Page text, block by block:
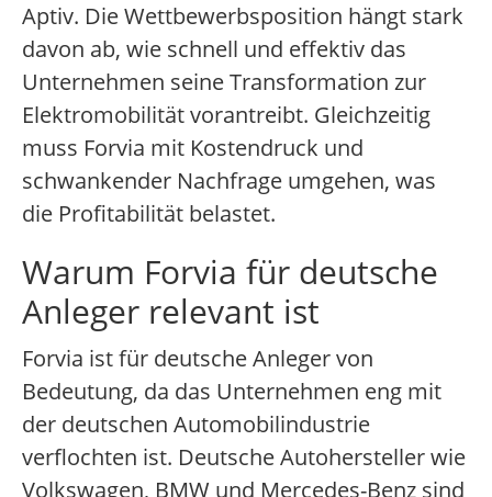
Aptiv. Die Wettbewerbsposition hängt stark
davon ab, wie schnell und effektiv das
Unternehmen seine Transformation zur
Elektromobilität vorantreibt. Gleichzeitig
muss Forvia mit Kostendruck und
schwankender Nachfrage umgehen, was
die Profitabilität belastet.
Warum Forvia für deutsche
Anleger relevant ist
Forvia ist für deutsche Anleger von
Bedeutung, da das Unternehmen eng mit
der deutschen Automobilindustrie
verflochten ist. Deutsche Autohersteller wie
Volkswagen, BMW und Mercedes-Benz sind